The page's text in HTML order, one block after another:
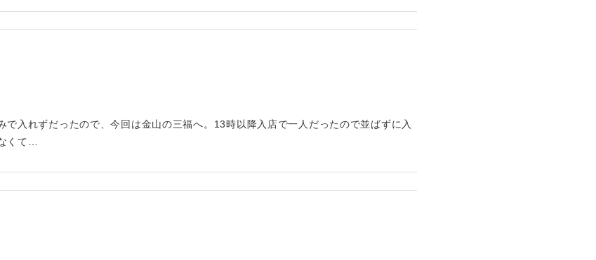
で入れずだったので、今回は金山の三福へ。13時以降入店で一人だったので並ばずに入
くて…